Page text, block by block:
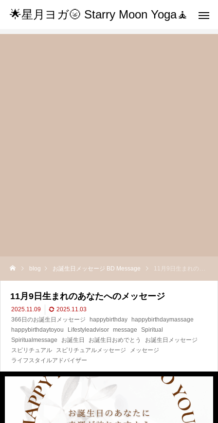
🌟星月ヨガ🌝 Starry Moon Yoga🧘
blog お誕生日メッセージ BD Message 11月9日生まれのあなたへのメッセージ
11月9日生まれのあなたへのメッセージ
2025.11.09
2025.11.03
366日のお誕生日メッセージ
happybirthday
happybirthdaymassage
happybirthdaytoyou
Lifestyleadvisor message
Spiritual
Spiritualmessage
お誕生日 お誕生日おめでとう
お誕生日メッセージ
スピリチュアル
スピリチュアルメッセージ
メッセージ
ライフスタイルアドバイザー